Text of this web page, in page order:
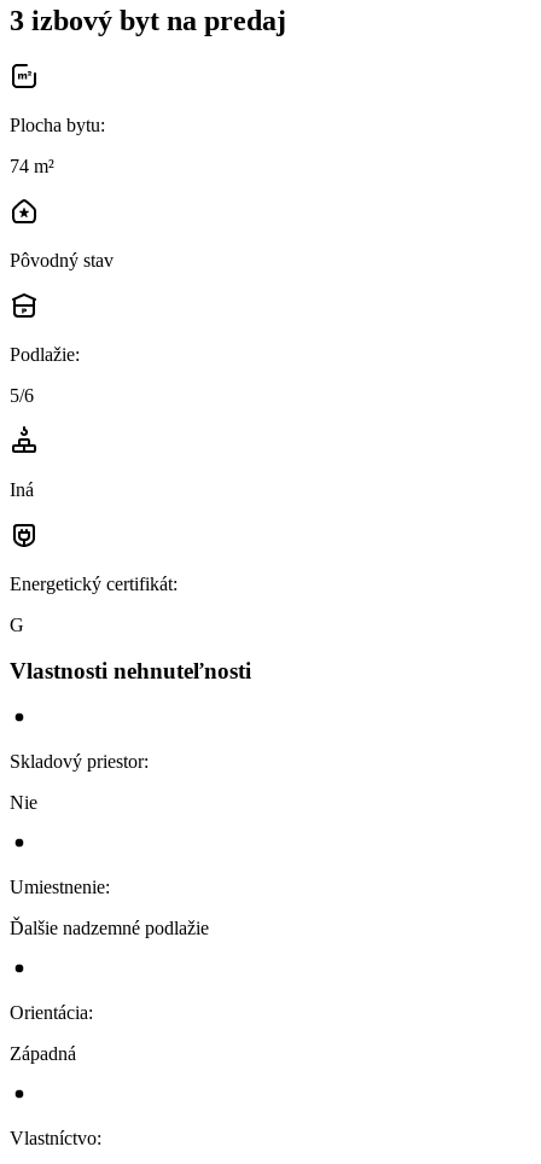
3 izbový byt na predaj
Plocha bytu:
74 m²
Pôvodný stav
Podlažie:
5/6
Iná
Energetický certifikát:
G
Vlastnosti nehnuteľnosti
Skladový priestor:
Nie
Umiestnenie:
Ďalšie nadzemné podlažie
Orientácia:
Západná
Vlastníctvo: